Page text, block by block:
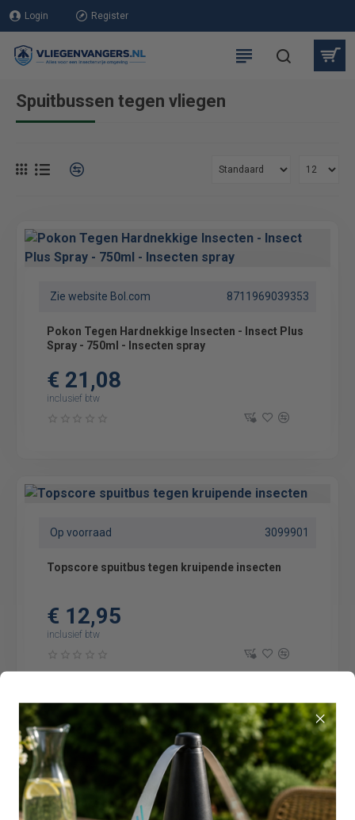
Login Register
Spuitbussen tegen vliegen
Zie website Bol.com 8711969039353
Pokon Tegen Hardnekkige Insecten - Insect Plus
Spray - 750ml - Insecten spray
€ 21,08
inclusief btw
Op voorraad 3099901
Topscore spuitbus tegen kruipende insecten
€ 12,95
inclusief btw
Op voorraad 3099093
TopScore spuitbus tegen vliegende insecten